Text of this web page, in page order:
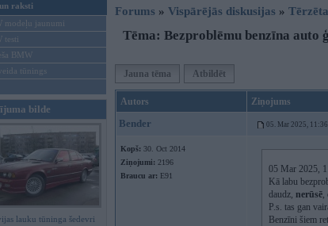
raksti
modeļu jaunumi
testi
BMW
tūnings
bilde
lauku tūninga šedevri
Forums » Vispārējās diskusijas »
Tēma: Bezproblēmu benzīna auto
Jauna tēma Atbildēt
Autors Ziņojums
Bender 05. Mar 2025, 11:36
Kopš: 30. Oct 2014
Ziņojumi: 2196
Braucu ar: E91
05 Mar 2025,
Kā labu
daudz, nerūsē,
P.s. tas gan
Benzīni šiem